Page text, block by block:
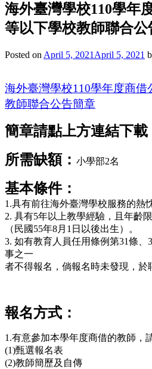
海外臺灣學校110學年
等以下學校教師聯合公
Posted on April 5, 2021 April 5, 2021
海外臺灣學校110學年度商
教師聯合公告簡章
簡章請點上方連結下載
所需缺額： 小學部2名
基本條件：
1.具有前往海外臺灣學校服務的熱
2. 具有5年以上教學經驗，且年齡
（民國55年8月1日以後出生）。
3. 如有教育人員任用條例第31條、
事之一
者不得報名，倘報名時未發現，於
報名方式：
1.有意參加本學年度商借的教師，
(1)甄選報名表
(2)教師簡歷及自傳